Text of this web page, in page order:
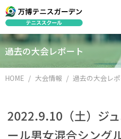
過去の大会レポート
HOME 大会情報 過去の大会レ
2022.9.10（土）ジ
ール男女混合シング